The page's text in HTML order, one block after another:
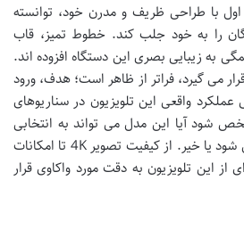
اول با طراحی ظریف و مدرن خود، توانسته
را به خود جلب کند. خطوط تمیز، قاب
به زیبایی بصری این دستگاه افزوده اند.
می گیرد، فراتر از ظاهر است؛ هدف، ورود
عملکرد واقعی این تلویزیون در سناریوهای
شود آیا این مدل می تواند به انتخابی
هوشمندانه برای منزل تبدیل شود یا خیر. از کیفیت تصویر 4K تا امکانات
از این تلویزیون به دقت مورد واکاوی قرار